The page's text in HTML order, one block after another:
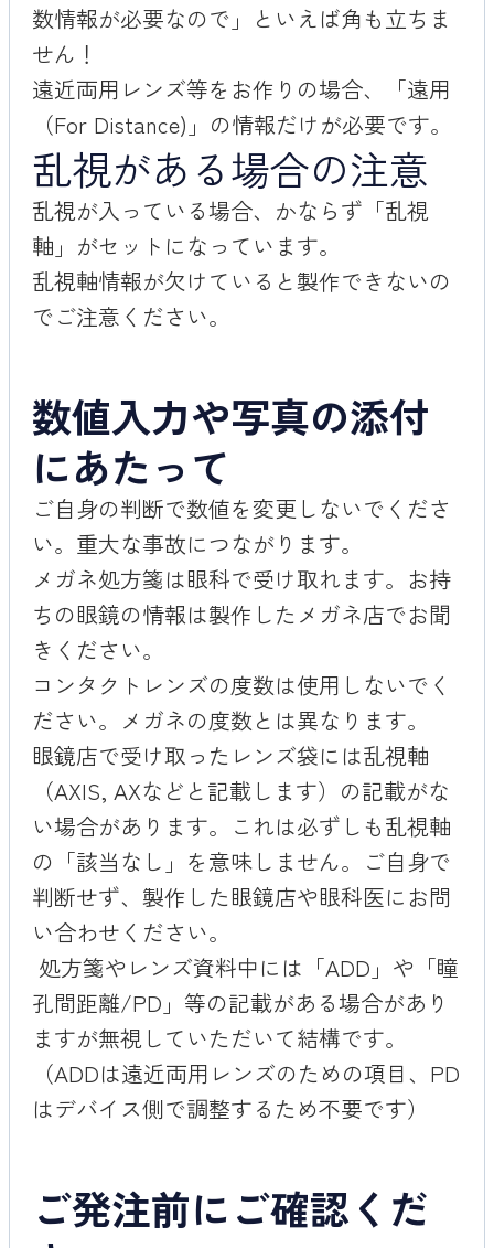
数情報が必要なので」といえば角も立ちま
せん！
遠近両用レンズ等をお作りの場合、「遠用
（For Distance)」の情報だけが必要です。
乱視がある場合の注意
乱視が入っている場合、かならず「乱視
軸」がセットになっています。
乱視軸情報が欠けていると製作できないの
でご注意ください。
数値入力や写真の添付
にあたって
ご自身の判断で数値を変更しないでくださ
い。重大な事故につながります。
メガネ処方箋は眼科で受け取れます。お持
ちの眼鏡の情報は製作したメガネ店でお聞
きください。
コンタクトレンズの度数は使用しないでく
ださい。メガネの度数とは異なります。
眼鏡店で受け取ったレンズ袋には乱視軸
（AXIS, AXなどと記載します）の記載がな
い場合があります。これは必ずしも乱視軸
の「該当なし」を意味しません。ご自身で
判断せず、製作した眼鏡店や眼科医にお問
い合わせください。
処方箋やレンズ資料中には「ADD」や「瞳
孔間距離/PD」等の記載がある場合があり
ますが無視していただいて結構です。
（ADDは遠近両用レンズのための項目、PD
はデバイス側で調整するため不要です）
ご発注前にご確認くだ